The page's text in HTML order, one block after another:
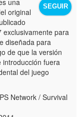
SEGUIR
original
exclusivamente para
diseñada para
de que la versión
introducción fuera
del juego
Network / Survival